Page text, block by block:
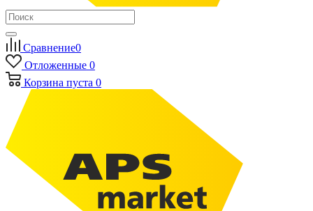
Сравнение0
Отложенные 0
Корзина пуста 0